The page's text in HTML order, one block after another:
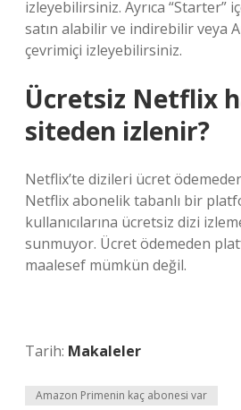
izleyebilirsiniz. Ayrıca “Starter”
satın alabilir ve indirebilir veya
çevrimiçi izleyebilirsiniz.
Ücretsiz Netflix
siteden izlenir?
Netflix’te dizileri ücret
Netflix abonelik tabanlı bir
kullanıcılarına ücretsiz dizi
sunmuyor. Ücret ödemeden
maalesef mümkün değil.
Tarih: Makaleler
Amazon Primenin kaç abonesi var